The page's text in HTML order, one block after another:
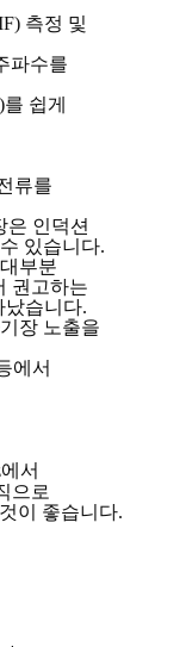
측정 및
파수를
쉽게
류를
은 인덕션
있습니다.
부분
권고하는
났습니다.
장 노출을
에서
서
으로
이 좋습니다.